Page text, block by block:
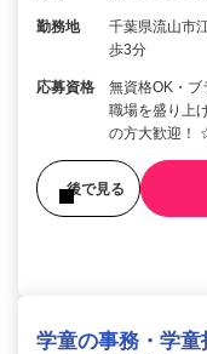
勤務地
千葉県流山市
歩3分
応募資格
無資格OK・
職場を盛り上
の方大歓迎！
後で見る
学童の事務・学童